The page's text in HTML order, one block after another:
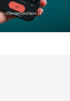
ознакомлен и